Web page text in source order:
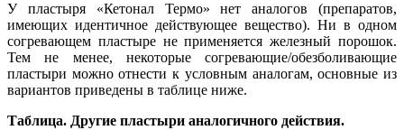
У пластыря «Кетонал Термо» нет аналогов (препаратов,
имеющих идентичное действующее вещество). Ни в одном
согревающем пластыре не применяется железный порошок.
Тем не менее, некоторые согревающие/обезболивающие
пластыри можно отнести к условным аналогам, основные из
вариантов приведены в таблице ниже.
Таблица. Другие пластыри аналогичного действия.